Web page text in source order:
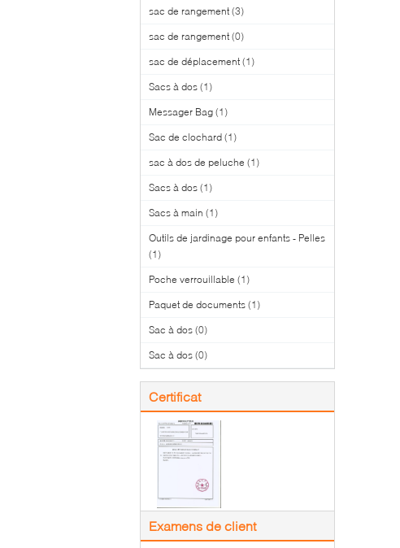
sac de rangement (3)
sac de rangement (0)
sac de déplacement (1)
Sacs à dos (1)
Messager Bag (1)
Sac de clochard (1)
sac à dos de peluche (1)
Sacs à dos (1)
Sacs à main (1)
Outils de jardinage pour enfants - Pelles
(1)
Poche verrouillable (1)
Paquet de documents (1)
Sac à dos (0)
Sac à dos (0)
Certificat
Examens de client